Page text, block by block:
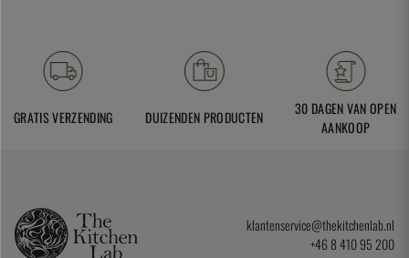
GRATIS VERZENDING DUIZENDEN PRODUCTEN
30 DAGEN VAN OPEN
AANKOOP
klantenservice@thekitchenlab.nl
+46 8 410 95 200